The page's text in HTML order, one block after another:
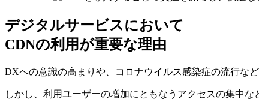
デジタルサービスにおいて
CDNの利用が重要な理由
DXへの意識の高まりや、コロナウイルス感染症の流行な
しかし、利用ユーザーの増加にともなうアクセスの集中な